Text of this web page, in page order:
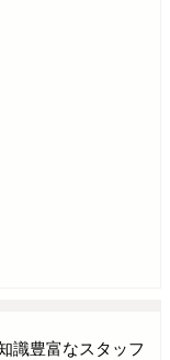
識豊富なスタッフ